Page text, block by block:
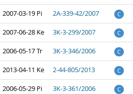
2007-03-19 Pi 2A-339-42/2007 C
2007-06-28 Ke 3K-3-299/2007 C
2006-05-17 Tr 3K-3-346/2006 C
2013-04-11 Ke 2-44-805/2013 C
2006-05-29 Pi 3K-3-361/2006 C